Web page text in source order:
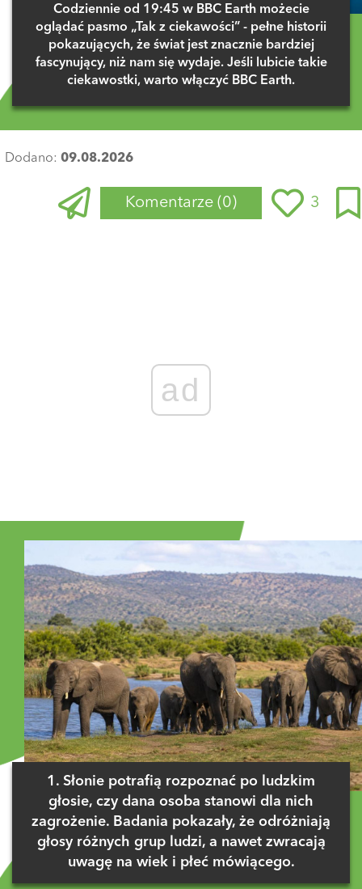
Codziennie od 19:45 w BBC Earth możecie
oglądać pasmo „Tak z ciekawości” - pełne historii
pokazujących, że świat jest znacznie bardziej
fascynujący, niż nam się wydaje. Jeśli lubicie takie
ciekawostki, warto włączyć BBC Earth.
Dodano: 09.08.2026
Komentarze (0) 3
ad
1. Słonie potrafią rozpoznać po ludzkim
głosie, czy dana osoba stanowi dla nich
zagrożenie. Badania pokazały, że odróżniają
głosy różnych grup ludzi, a nawet zwracają
uwagę na wiek i płeć mówiącego.